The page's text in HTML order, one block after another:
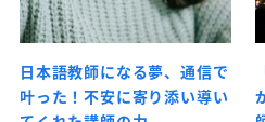
日本語教師になる夢、通信で
叶った！不安に寄り添い導い